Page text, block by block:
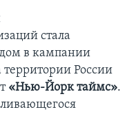
стала
в кампании
России
«Нью-Йорк таймс».